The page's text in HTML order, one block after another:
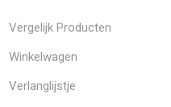
Vergelijk Producten
Winkelwagen
Verlanglijstje